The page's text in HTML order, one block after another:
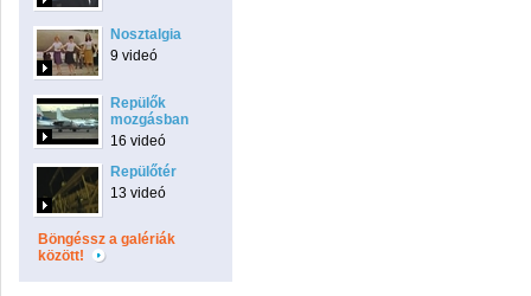
Nosztalgia
9 videó
Repülők
mozgásban
16 videó
Repülőtér
13 videó
Böngéssz a galériák
között!